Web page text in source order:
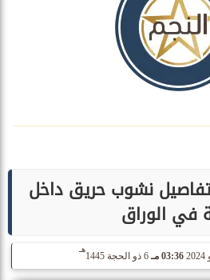
نشوب حريق داخل
في الوراق
03:36 مـ 6 ذو الحجة 1445
هـ